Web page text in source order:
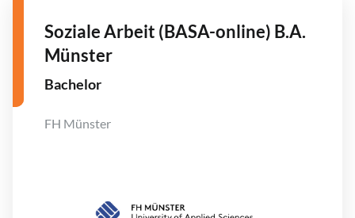
Soziale Arbeit (BASA-online) B.A.
Münster
Bachelor
FH Münster